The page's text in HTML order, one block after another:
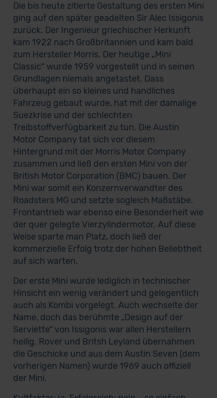
Die bis heute zitierte Gestaltung des ersten Mini
ging auf den später geadelten Sir Alec Issigonis
zurück. Der Ingenieur griechischer Herkunft
kam 1922 nach Großbritannien und kam bald
zum Hersteller Morris. Der heutige „Mini
Classic“ wurde 1959 vorgestellt und in seinen
Grundlagen niemals angetastet. Dass
überhaupt ein so kleines und handliches
Fahrzeug gebaut wurde, hat mit der damalige
Suezkrise und der schlechten
Treibstoffverfügbarkeit zu tun. Die Austin
Motor Company tat sich vor diesem
Hintergrund mit der Morris Motor Company
zusammen und ließ den ersten Mini von der
British Motor Corporation (BMC) bauen. Der
Mini war somit ein Konzernverwandter des
Roadsters MG und setzte sogleich Maßstäbe.
Frontantrieb war ebenso eine Besonderheit wie
der quer gelegte Vierzylindermotor. Auf diese
Weise sparte man Platz, doch ließ der
kommerzielle Erfolg trotz der hohen Beliebtheit
auf sich warten.
Der erste Mini wurde lediglich in technischer
Hinsicht ein wenig verändert und gelegentlich
auch als Kombi vorgelegt. Auch wechselte der
Name, doch das berühmte „Design auf der
Serviette“ von Issigonis war allen Herstellern
heilig. Rover und Britsh Leyland übernahmen
die Geschicke und aus dem Austin Seven (dem
vorherigen Namen) wurde 1969 auch offiziell
der Mini.